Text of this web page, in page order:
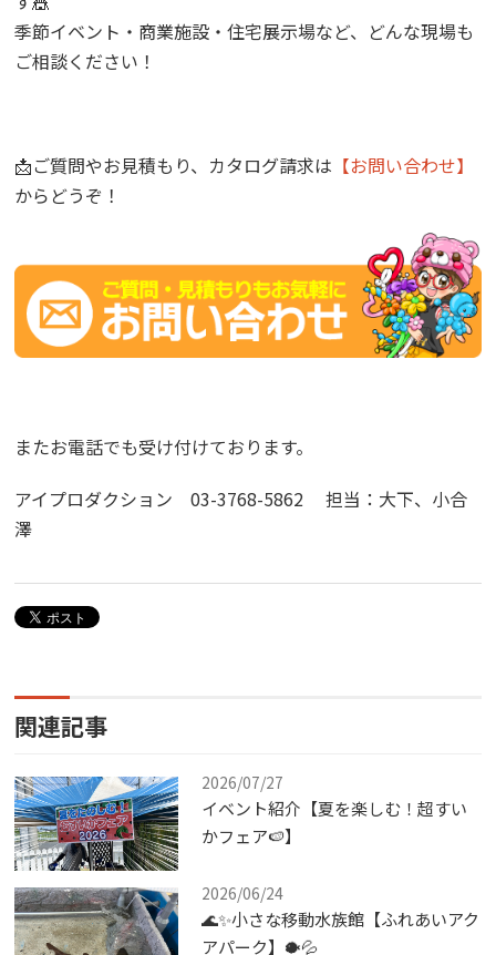
季節イベント・商業施設・住宅展示場など、どんな現場も
ご相談ください！
📩ご質問やお見積もり、カタログ請求は 【お問い合わせ】
からどうぞ！
またお電話でも受け付けております。
アイプロダクション 03-3768-5862 担当：大下、小合
澤
関連記事
2026/07/27
イベント紹介【夏を楽しむ！超すい
かフェア🍉】
2026/06/24
🌊✨小さな移動水族館【ふれあいアク
アパーク】🐡💦